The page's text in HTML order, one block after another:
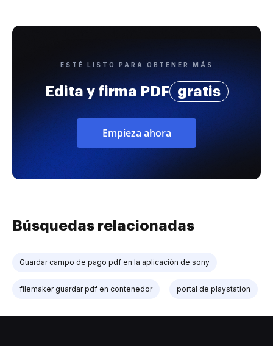
ESTÉ LISTO PARA OBTENER MÁS
Edita y firma PDF gratis
Empieza ahora
Búsquedas relacionadas
Guardar campo de pago pdf en la aplicación de sony
filemaker guardar pdf en contenedor portal de playstation